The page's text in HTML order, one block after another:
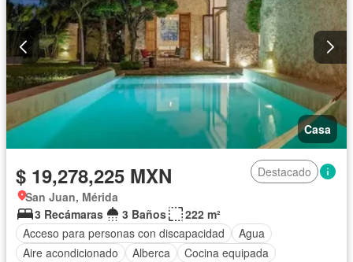
Casa
$ 19,278,225 MXN
Destacado
San Juan, Mérida
3 Recámaras
3 Baños
222 m²
Acceso para personas con discapacidad
Agua
Aire acondicionado
Alberca
Cocina equipada